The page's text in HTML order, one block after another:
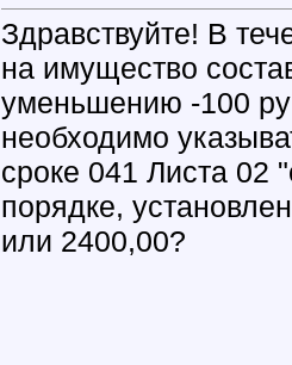
Здравствуйте! В
на имущество
уменьшению -100
необходимо
сроке 041 Листа 02
порядке,
или 2400,00?